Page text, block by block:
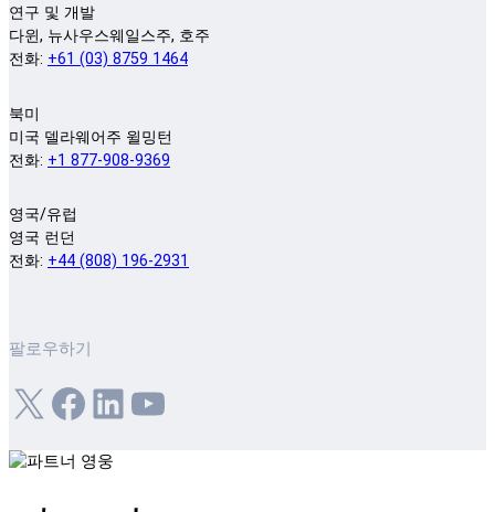
연구 및 개발
다윈, 뉴사우스웨일스주, 호주
전화: +61 (03) 8759 1464
북미
미국 델라웨어주 윌밍턴
전화: +1 877-908-9369
영국/유럽
영국 런던
전화: +44 (808) 196-2931
팔로우하기
X Facebook LinkedIn YouTube